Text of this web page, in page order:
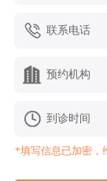
拥挤、牙齿不齐
因此牙齿矫正
规的牙科医院更
嘉兴南湖牙博
设的直属分区机
制，每一笔检查
联系电话
预约机构
到诊时间
*填写信息已加密，